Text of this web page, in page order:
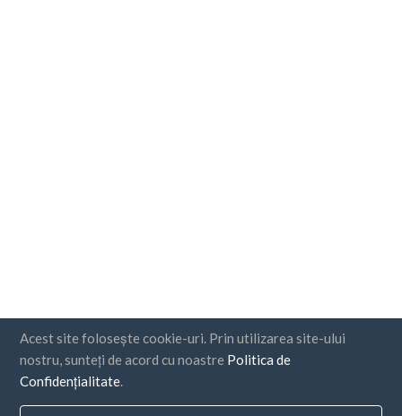
Acest site folosește cookie-uri. Prin utilizarea site-ului
nostru, sunteți de acord cu noastre Politica de
Confidențialitate